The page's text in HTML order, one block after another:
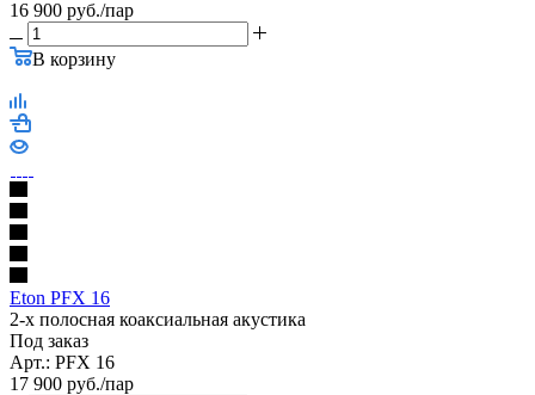
16 900 руб./пар
В корзину
Eton PFX 16
2-х полосная коаксиальная акустика
Под заказ
Арт.: PFX 16
17 900 руб./пар